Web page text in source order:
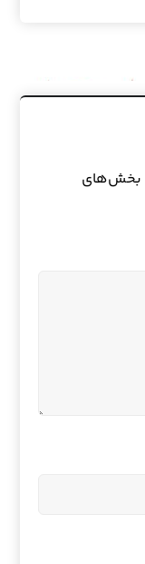
بخش‌های